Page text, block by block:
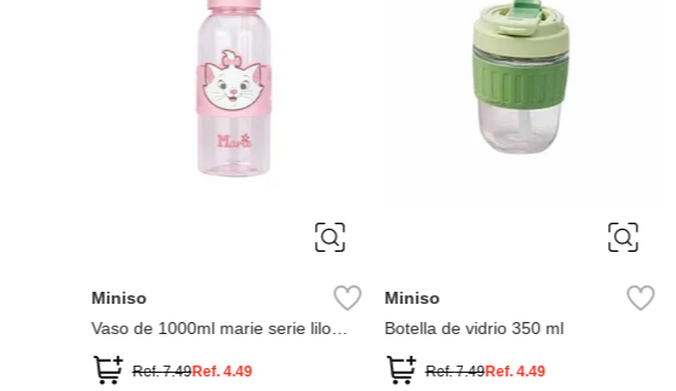
Miniso
Vaso de 1000ml marie serie lilo
Ref.7.49Ref.4.49
Miniso
Botella de vidrio 350 ml
Ref.7.49Ref.4.49